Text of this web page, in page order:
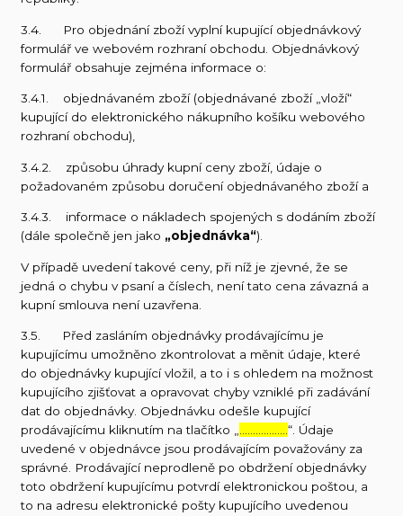
3.4. Pro objednání zboží vyplní kupující objednávkový
formulář ve webovém rozhraní obchodu. Objednávkový
formulář obsahuje zejména informace o:
3.4.1. objednávaném zboží (objednávané zboží „vloží“
kupující do elektronického nákupního košíku webového
rozhraní obchodu),
3.4.2. způsobu úhrady kupní ceny zboží, údaje o
požadovaném způsobu doručení objednávaného zboží a
3.4.3. informace o nákladech spojených s dodáním zboží
(dále společně jen jako „objednávka“).
V případě uvedení takové ceny, při níž je zjevné, že se
jedná o chybu v psaní a číslech, není tato cena závazná a
kupní smlouva není uzavřena.
3.5. Před zasláním objednávky prodávajícímu je
kupujícímu umožněno zkontrolovat a měnit údaje, které
do objednávky kupující vložil, a to i s ohledem na možnost
kupujícího zjišťovat a opravovat chyby vzniklé při zadávání
dat do objednávky. Objednávku odešle kupující
prodávajícímu kliknutím na tlačítko „
“. Údaje
uvedené v objednávce jsou prodávajícím považovány za
správné. Prodávající neprodleně po obdržení objednávky
toto obdržení kupujícímu potvrdí elektronickou poštou, a
to na adresu elektronické pošty kupujícího uvedenou